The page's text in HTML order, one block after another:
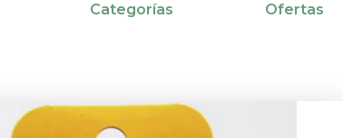
Categorías Ofertas